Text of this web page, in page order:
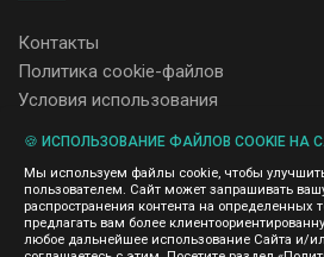
Контакты
Политика cookie-файлов
Условия использования
содержание размещенных объявлений.
Мы ценим конфиденциальность наших
передаем и не продаем личную
пользователей AvizInfo.uz третьим
правила конфиденциальности сайтов
🍪 ИСПОЛЬЗОВАНИЕ ФАЙЛОВ COOKIE НА
Мы используем файлы cookie, чтобы
пользователем. Сайт может запрашивать
распространения контента на определенных
предлагать вам более
любое дальнейшее использование Сайта и/